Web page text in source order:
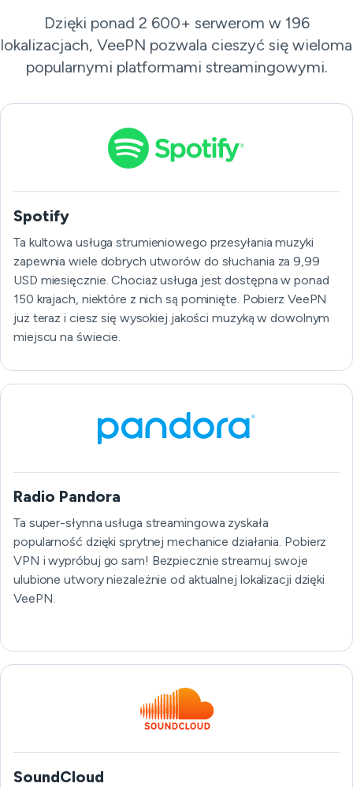
Dzięki ponad 2 600+ serwerom w 196
lokalizacjach, VeePN pozwala cieszyć się wieloma
popularnymi platformami streamingowymi.
Spotify
Ta kultowa usługa strumieniowego przesyłania muzyki
zapewnia wiele dobrych utworów do słuchania za 9,99
USD miesięcznie. Chociaż usługa jest dostępna w ponad
150 krajach, niektóre z nich są pominięte. Pobierz VeePN
już teraz i ciesz się wysokiej jakości muzyką w dowolnym
miejscu na świecie.
Radio Pandora
Ta super-słynna usługa streamingowa zyskała
popularność dzięki sprytnej mechanice działania. Pobierz
VPN i wypróbuj go sam! Bezpiecznie streamuj swoje
ulubione utwory niezależnie od aktualnej lokalizacji dzięki
VeePN.
SoundCloud